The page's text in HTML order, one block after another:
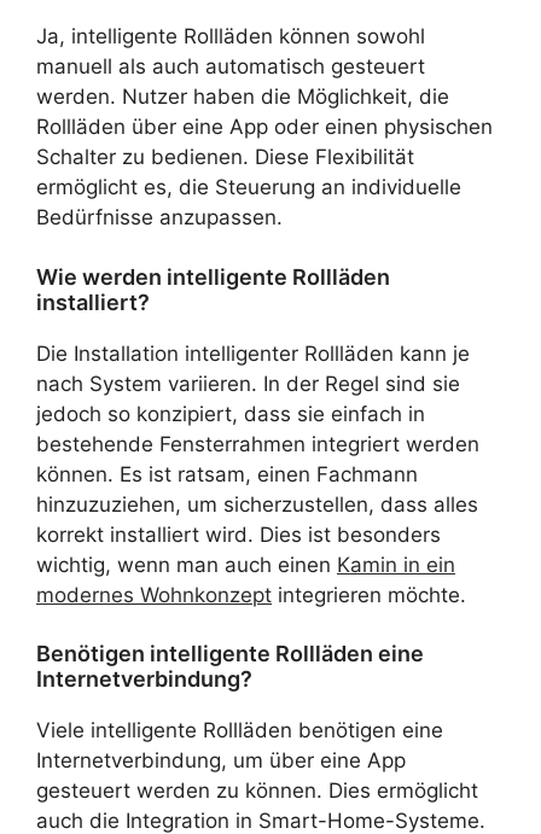
Ja, intelligente Rollläden können sowohl
manuell als auch automatisch gesteuert
werden. Nutzer haben die Möglichkeit, die
Rollläden über eine App oder einen physischen
Schalter zu bedienen. Diese Flexibilität
ermöglicht es, die Steuerung an individuelle
Bedürfnisse anzupassen.
Wie werden intelligente Rollläden
installiert?
Die Installation intelligenter Rollläden kann je
nach System variieren. In der Regel sind sie
jedoch so konzipiert, dass sie einfach in
bestehende Fensterrahmen integriert werden
können. Es ist ratsam, einen Fachmann
hinzuzuziehen, um sicherzustellen, dass alles
korrekt installiert wird. Dies ist besonders
wichtig, wenn man auch einen Kamin in ein
modernes Wohnkonzept integrieren möchte.
Benötigen intelligente Rollläden eine
Internetverbindung?
Viele intelligente Rollläden benötigen eine
Internetverbindung, um über eine App
gesteuert werden zu können. Dies ermöglicht
auch die Integration in Smart-Home-Systeme.